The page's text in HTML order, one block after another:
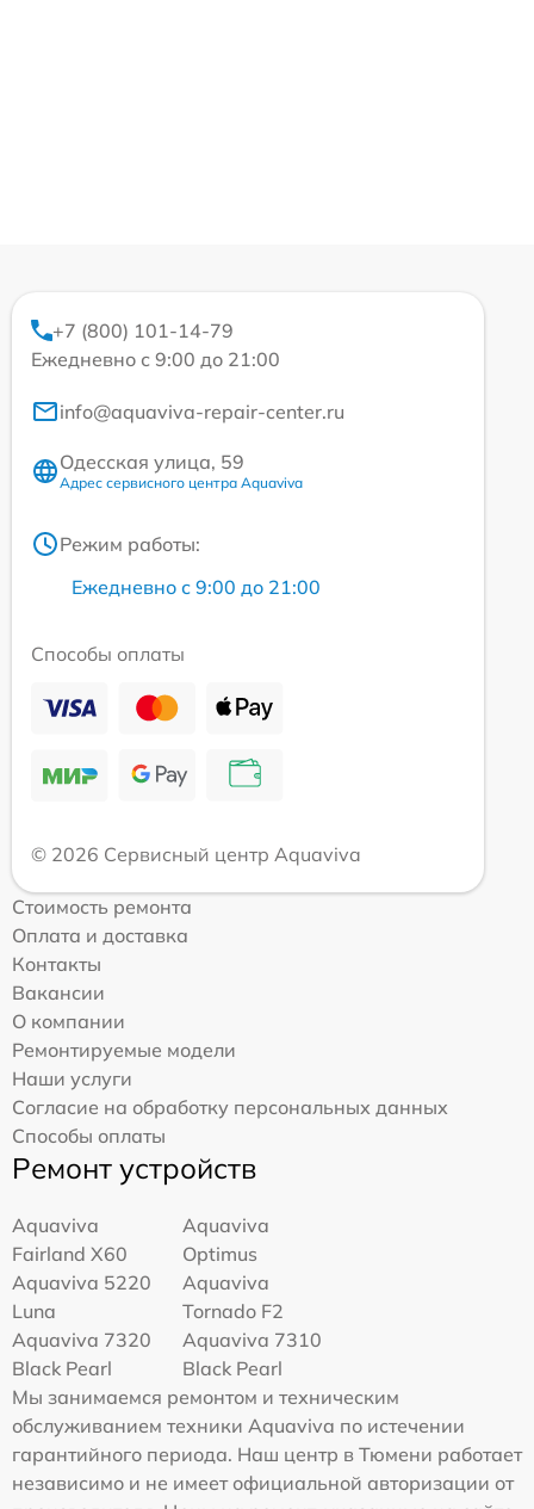
+7 (800) 101-14-79
Ежедневно с 9:00 до 21:00
info@aquaviva-repair-center.ru
Одесская улица, 59
Адрес сервисного центра Aquaviva
Режим работы:
Ежедневно с 9:00 до 21:00
Способы оплаты
© 2026 Сервисный центр Aquaviva
Стоимость ремонта
Оплата и доставка
Контакты
Вакансии
О компании
Ремонтируемые модели
Наши услуги
Согласие на обработку персональных данных
Способы оплаты
Ремонт устройств
Aquaviva
Fairland X60
Aquaviva
Optimus
Aquaviva 5220
Luna
Aquaviva
Tornado F2
Aquaviva 7320
Black Pearl
Aquaviva 7310
Black Pearl
Мы занимаемся ремонтом и техническим
обслуживанием техники Aquaviva по истечении
гарантийного периода. Наш центр в Тюмени работает
независимо и не имеет официальной авторизации от